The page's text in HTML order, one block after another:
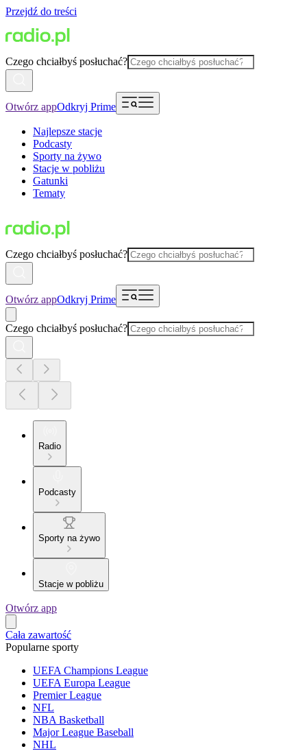
Przejdź do treści
Czego chciałbyś posłuchać?
Otwórz appOdkryj Prime
Najlepsze stacje
Podcasty
Sporty na żywo
Stacje w pobliżu
Gatunki
Tematy
Czego chciałbyś posłuchać?
Otwórz appOdkryj Prime
Czego chciałbyś posłuchać?
Radio
Podcasty
Sporty na żywo
Stacje w pobliżu
Otwórz app
Cała zawartość
Popularne sporty
UEFA Champions League
UEFA Europa League
Premier League
NFL
NBA Basketball
Major League Baseball
NHL